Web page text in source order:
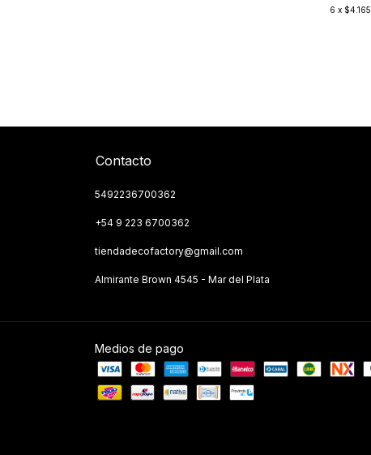
6 x $4.165
Contacto
5492236700362
+54 9 223 6700362
tiendadecofactory@gmail.com
Almirante Brown 4545 - Mar del Plata
Medios de pago